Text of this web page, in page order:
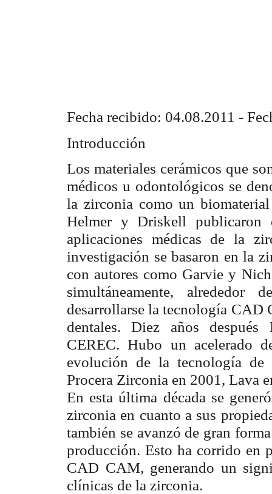
Fecha recibido: 04.08.2011 -
Introducción
Los materiales cerámicos que
médicos u odontológicos se
la zirconia como un
Helmer y Driskell publicaron
aplicaciones médicas de la
investigación se basaron en la
con autores como Garvie y
simultáneamente,
desarrollarse la tecnología CAD
dentales. Diez años
CEREC. Hubo un acelerado
evolución de la tecnología de
Procera Zirconia en 2001, Lava
En esta última década se
zirconia en cuanto a sus
también se avanzó de gran
producción. Esto ha corrido en
CAD CAM, generando un
clínicas de la zirconia.